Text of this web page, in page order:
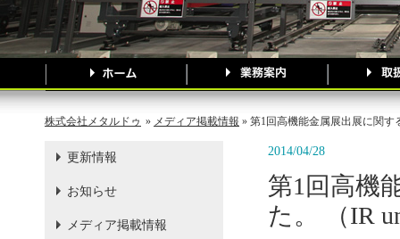
株式会社メタルドゥ » メディア掲載情報 » 第1回高機能金属展出展に関す
更新情報
お知らせ
メディア掲載情報
2014/04/28
第1回高機
た。 （IR